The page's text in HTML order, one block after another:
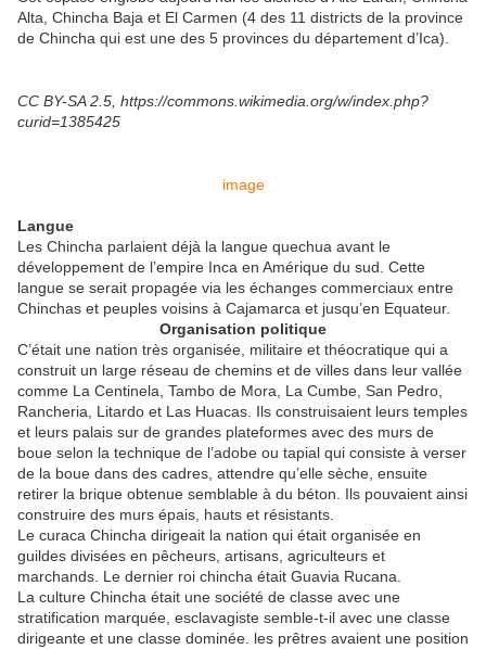
Alta, Chincha Baja et El Carmen (4 des 11 districts de la province
de Chincha qui est une des 5 provinces du département d’Ica).
CC BY-SA 2.5, https://commons.wikimedia.org/w/index.php?
curid=1385425
image
Langue
Les Chincha parlaient déjà la langue quechua avant le
développement de l’empire Inca en Amérique du sud. Cette
langue se serait propagée via les échanges commerciaux entre
Chinchas et peuples voisins à Cajamarca et jusqu’en Equateur.
Organisation politique
C’était une nation très organisée, militaire et théocratique qui a
construit un large réseau de chemins et de villes dans leur vallée
comme La Centinela, Tambo de Mora, La Cumbe, San Pedro,
Rancheria, Litardo et Las Huacas. Ils construisaient leurs temples
et leurs palais sur de grandes plateformes avec des murs de
boue selon la technique de l’adobe ou tapial qui consiste à verser
de la boue dans des cadres, attendre qu’elle sèche, ensuite
retirer la brique obtenue semblable à du béton. Ils pouvaient ainsi
construire des murs épais, hauts et résistants.
Le curaca Chincha dirigeait la nation qui était organisée en
guildes divisées en pêcheurs, artisans, agriculteurs et
marchands. Le dernier roi chincha était Guavia Rucana.
La culture Chincha était une société de classe avec une
stratification marquée, esclavagiste semble-t-il avec une classe
dirigeante et une classe dominée. les prêtres avaient une position